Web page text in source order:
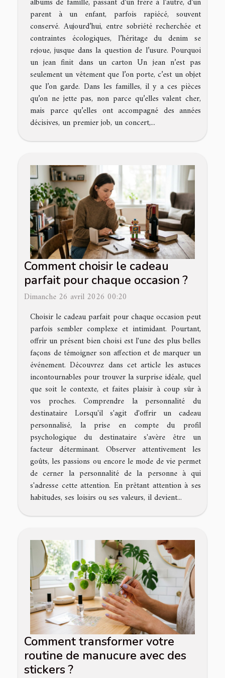
parent à un enfant, parfois rapiécé, souvent
conservé. Aujourd’hui, entre sobriété recherchée et
contraintes écologiques, l’héritage du denim se
rejoue, jusque dans la question de l’usure. Pourquoi
un jean finit dans un carton Un jean n’est pas
seulement un vêtement que l’on porte, c’est un objet
que l’on garde. Dans les familles, il y a ces pièces
qu’on ne jette pas, non parce qu’elles valent cher,
mais parce qu’elles ont accompagné des années
décisives, un premier job, un concert,...
Comment choisir le cadeau
parfait pour chaque occasion ?
Dimanche 26 avril 2026 00:20
Choisir le cadeau parfait pour chaque occasion peut
parfois sembler complexe et intimidant. Pourtant,
offrir un présent bien choisi est l'une des plus belles
façons de témoigner son affection et de marquer un
événement. Découvrez dans cet article les astuces
incontournables pour trouver la surprise idéale, quel
que soit le contexte, et faites plaisir à coup sûr à
vos proches. Comprendre la personnalité du
destinataire Lorsqu'il s'agit d'offrir un cadeau
personnalisé, la prise en compte du profil
psychologique du destinataire s'avère être un
facteur déterminant. Observer attentivement les
goûts, les passions ou encore le mode de vie permet
de cerner la personnalité de la personne à qui
s'adresse cette attention. En prêtant attention à ses
habitudes, ses loisirs ou ses valeurs, il devient...
Comment transformer votre
routine de manucure avec des
stickers ?